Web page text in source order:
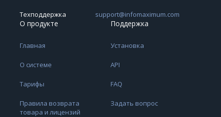
Техподдержка support@infomaximum.com
О продукте
Главная
О системе
Тарифы
Правила возврата
товара и лицензий
Поддержка
Установка
API
FAQ
Задать вопрос